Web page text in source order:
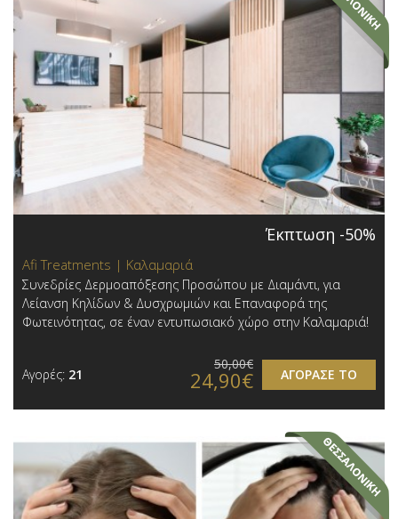
Έκπτωση -50%
Afi Treatments | Καλαμαριά
Συνεδρίες Δερμοαπόξεσης Προσώπου με Διαμάντι, για
Λείανση Κηλίδων & Δυσχρωμιών και Επαναφορά της
Φωτεινότητας, σε έναν εντυπωσιακό χώρο στην Καλαμαριά!
Αγορές: 21 ΑΓΟΡΑΣΕ ΤΟ
50,00€
24,90€